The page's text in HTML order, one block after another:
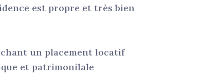
est propre et très bien
un placement locatif
et patrimonilale